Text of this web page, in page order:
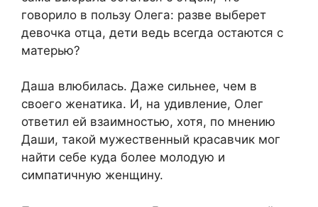
говорило в пользу Олега: разве выберет
девочка отца, дети ведь всегда остаются с
матерью?
Даша влюбилась. Даже сильнее, чем в
своего женатика. И, на удивление, Олег
ответил ей взаимностью, хотя, по мнению
Даши, такой мужественный красавчик мог
найти себе куда более молодую и
симпатичную женщину.